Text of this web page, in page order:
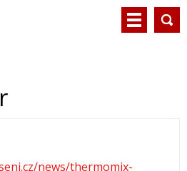
news/thermomix-